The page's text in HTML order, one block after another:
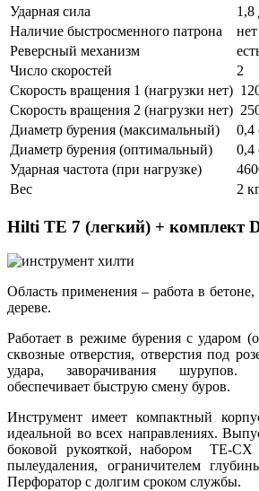
Ударная сила
Наличие быстросменного патрона
нет
Реверсный механизм
Число скоростей
2
Скорость вращения 1 (нагрузки нет)
Скорость вращения 2 (нагрузки нет)
Диаметр бурения (максимальный)
0,4
Диаметр бурения (оптимальный)
0,4
Ударная частота (при нагрузке)
Вес
2
Hilti TE 7 (легкий) + комплект
Область применения – работа в
дереве.
Работает в режиме бурения с ударом
сквозные отверстия, отверстия под
удара, заворачивания
обеспечивает быструю смену буров.
Инструмент имеет компактный
идеальной во всех направлениях.
боковой рукояткой, набором TE-CX
пылеудаления, ограничителем
Перфоратор с долгим сроком службы.